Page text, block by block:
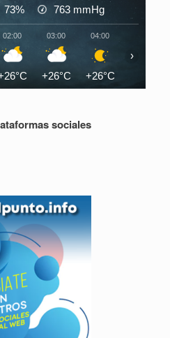
73% 763 mmHg
02:00 03:00
+26°C
04:00
+26°C
›
sociales